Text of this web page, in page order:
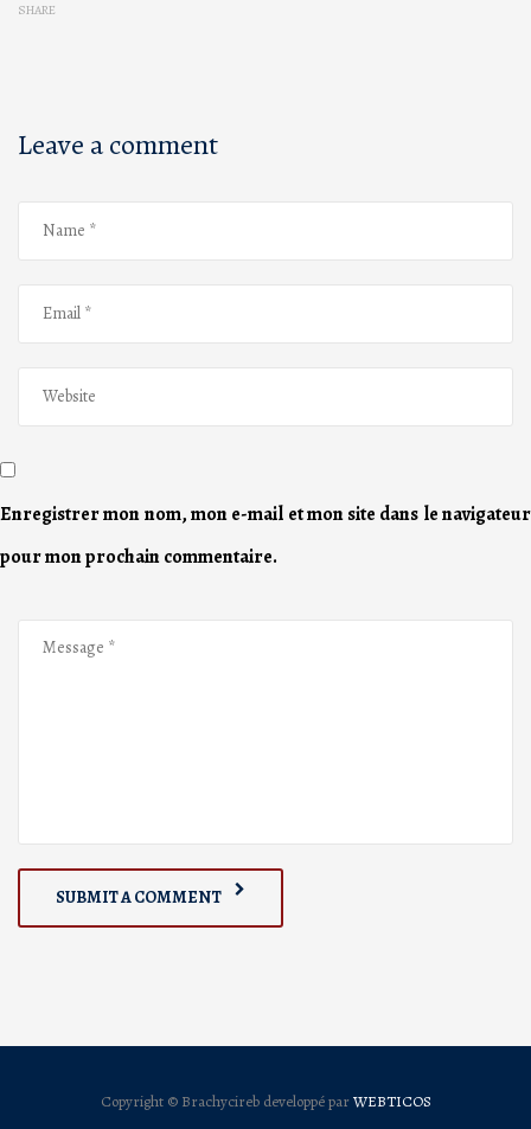
SHARE
Leave a comment
Enregistrer mon nom, mon e-mail et mon site dans le navigateur
pour mon prochain commentaire.
SUBMIT A COMMENT
Copyright © Brachycireb developpé parWEBTICOS